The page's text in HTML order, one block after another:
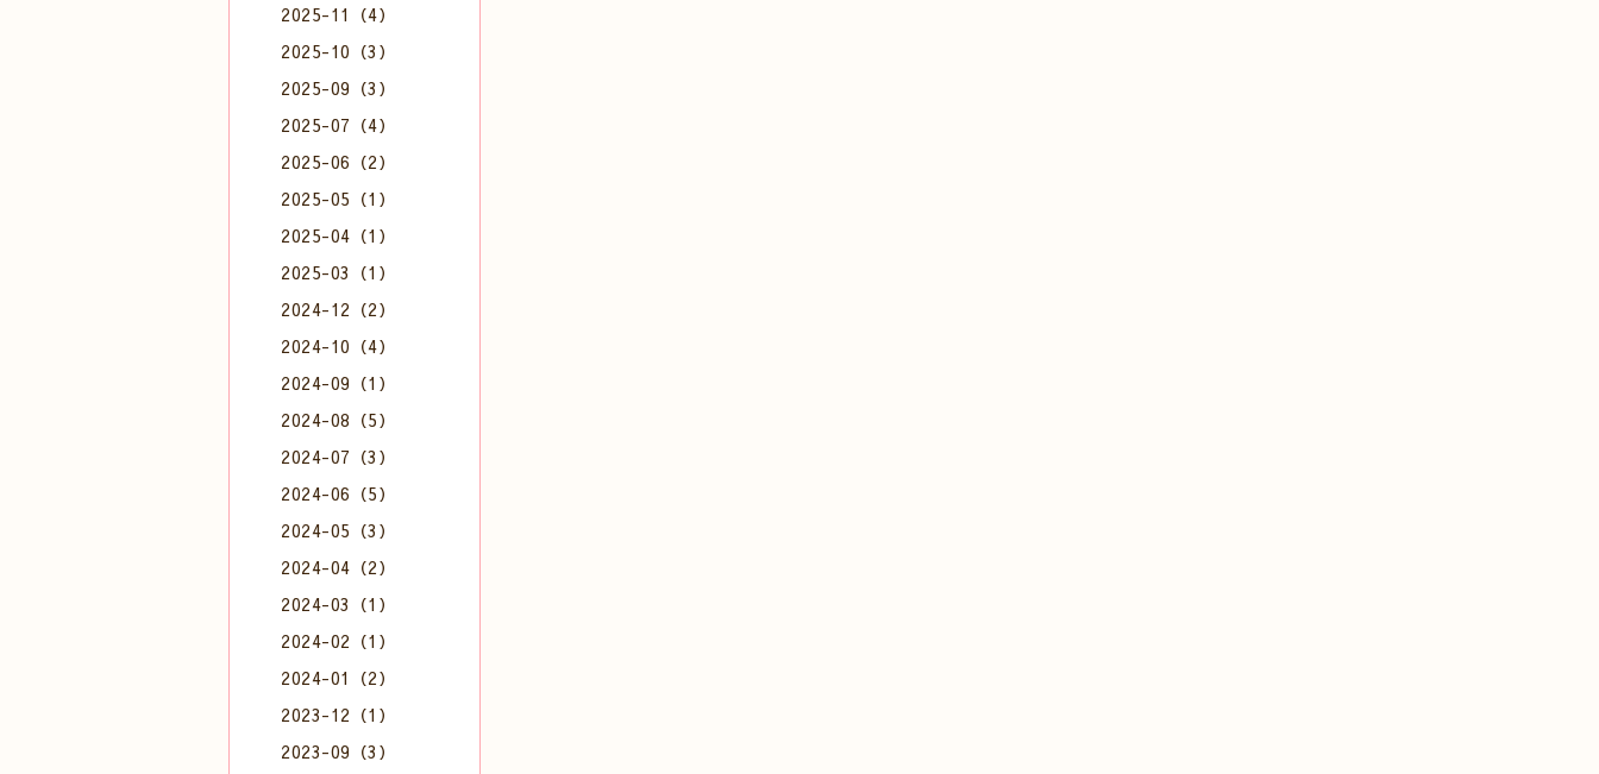
2025-11（4）
2025-10（3）
2025-09（3）
2025-07（4）
2025-06（2）
2025-05（1）
2025-04（1）
2025-03（1）
2024-12（2）
2024-10（4）
2024-09（1）
2024-08（5）
2024-07（3）
2024-06（5）
2024-05（3）
2024-04（2）
2024-03（1）
2024-02（1）
2024-01（2）
2023-12（1）
2023-09（3）